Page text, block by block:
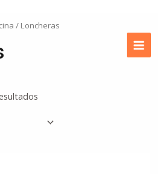
/ Loncheras